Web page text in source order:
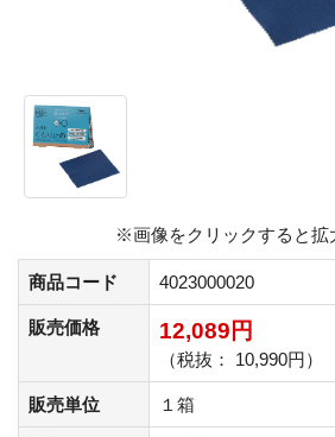
※画像をクリックすると拡
商品コード 4023000020
販売価格 12,089円
（税抜： 10,990円）
販売単位 １箱